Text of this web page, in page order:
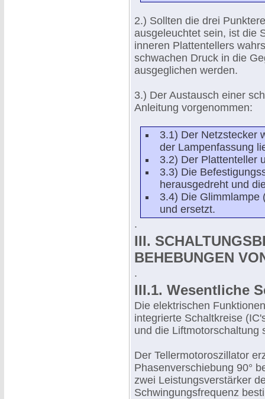
2.) Sollten die drei
ausgeleuchtet sein, ist die
inneren Plattentellers
schwachen Druck in die
ausgeglichen werden.
3.) Der Austausch einer
Anleitung vorgenommen:
3.1) Der Netzstecker
der Lampenfassung
3.2) Der Plattenteller
3.3) Die
herausgedreht und
3.4) Die Glimmlampe
und ersetzt.
.
III.
BEHEBUNGEN
.
III.1. Wesentliche
Die elektrischen
integrierte Schaltkreise
und die Liftmotorschaltung
Der Tellermotoroszillator
Phasenverschiebung 90°
zwei Leistungsverstärker
Schwingungsfrequenz